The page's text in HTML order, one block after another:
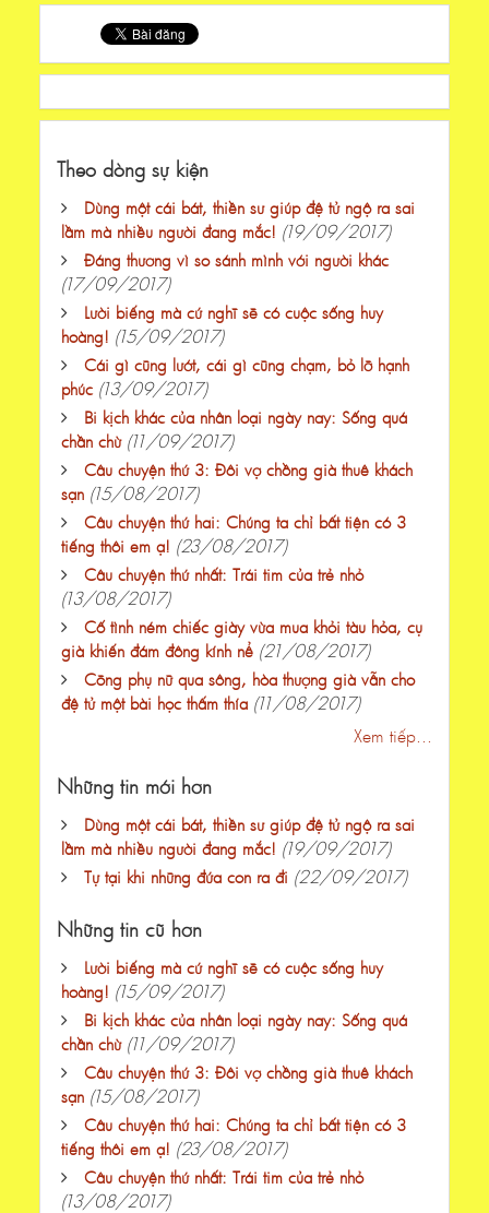
Theo dòng sự kiện
Dùng một cái bát, thiền sư giúp đệ tử ngộ ra sai
lầm mà nhiều người đang mắc! (19/09/2017)
Đáng thương vì so sánh mình với người khác
(17/09/2017)
Lười biếng mà cứ nghĩ sẽ có cuộc sống huy
hoàng! (15/09/2017)
Cái gì cũng lướt, cái gì cũng chạm, bỏ lỡ hạnh
phúc (13/09/2017)
Bi kịch khác của nhân loại ngày nay: Sống quá
chần chừ (11/09/2017)
Câu chuyện thứ 3: Đôi vợ chồng già thuê khách
sạn (15/08/2017)
Câu chuyện thứ hai: Chúng ta chỉ bất tiện có 3
tiếng thôi em ạ! (23/08/2017)
Câu chuyện thứ nhất: Trái tim của trẻ nhỏ
(13/08/2017)
Cố tình ném chiếc giày vừa mua khỏi tàu hỏa, cụ
già khiến đám đông kính nể (21/08/2017)
Cõng phụ nữ qua sông, hòa thượng già vẫn cho
đệ tử một bài học thấm thía (11/08/2017)
Xem tiếp...
Những tin mới hơn
Dùng một cái bát, thiền sư giúp đệ tử ngộ ra sai
lầm mà nhiều người đang mắc! (19/09/2017)
Tự tại khi những đứa con ra đi (22/09/2017)
Những tin cũ hơn
Lười biếng mà cứ nghĩ sẽ có cuộc sống huy
hoàng! (15/09/2017)
Bi kịch khác của nhân loại ngày nay: Sống quá
chần chừ (11/09/2017)
Câu chuyện thứ 3: Đôi vợ chồng già thuê khách
sạn (15/08/2017)
Câu chuyện thứ hai: Chúng ta chỉ bất tiện có 3
tiếng thôi em ạ! (23/08/2017)
Câu chuyện thứ nhất: Trái tim của trẻ nhỏ
(13/08/2017)